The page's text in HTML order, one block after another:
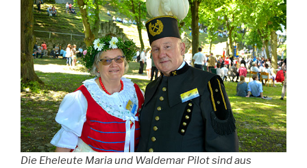
Die Eheleute Maria und Waldemar Pilot sind aus